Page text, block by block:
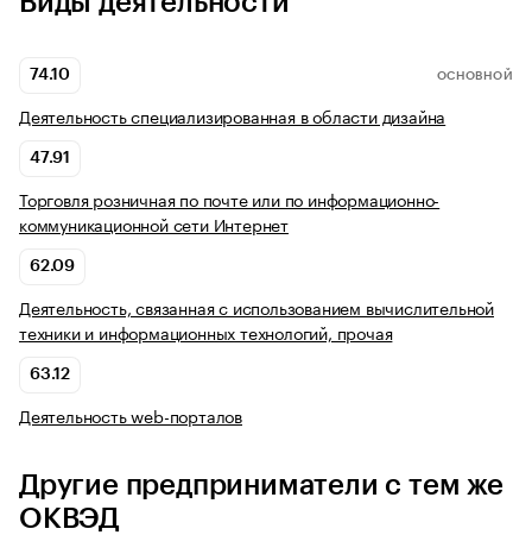
74.10 ОСНОВНОЙ
Деятельность специализированная в области дизайна
47.91
Торговля розничная по почте или по информационно-
коммуникационной сети Интернет
62.09
Деятельность, связанная с использованием вычислительной
техники и информационных технологий, прочая
63.12
Деятельность web-порталов
Другие предприниматели с тем же
ОКВЭД